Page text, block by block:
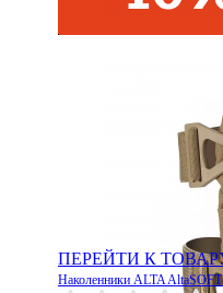
ПЕРЕЙТИ К
Наколенники ALTA